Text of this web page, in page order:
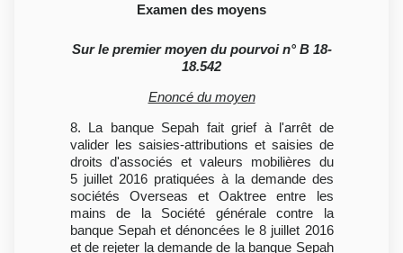
Examen des moyens
Sur le premier moyen du pourvoi n° B 18-
18.542
Enoncé du moyen
8. La banque Sepah fait grief à l'arrêt de
valider les saisies-attributions et saisies de
droits d'associés et valeurs mobilières du
5 juillet 2016 pratiquées à la demande des
sociétés Overseas et Oaktree entre les
mains de la Société générale contre la
banque Sepah et dénoncées le 8 juillet 2016
et de rejeter la demande de la banque Sepah